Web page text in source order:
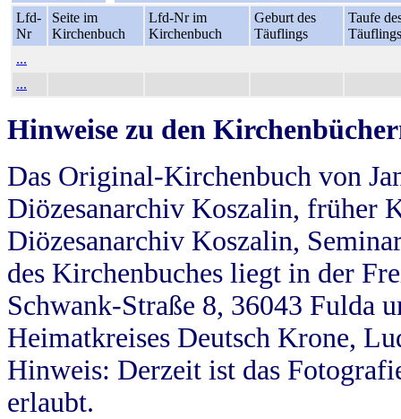
Lfd-
Nr
Seite im
Kirchenbuch
Lfd-Nr im
Kirchenbuch
Geburt des
Täuflings
Taufe
Täuflings
...
...
Hinweise zu den
Das Original-Kirchenbuch von
Diözesanarchiv Koszalin, früher
Diözesanarchiv Koszalin,
des Kirchenbuches liegt in der
Schwank-Straße 8, 36043 Fulda
Heimatkreises Deutsch Krone,
Hinweis: Derzeit ist das
erlaubt.